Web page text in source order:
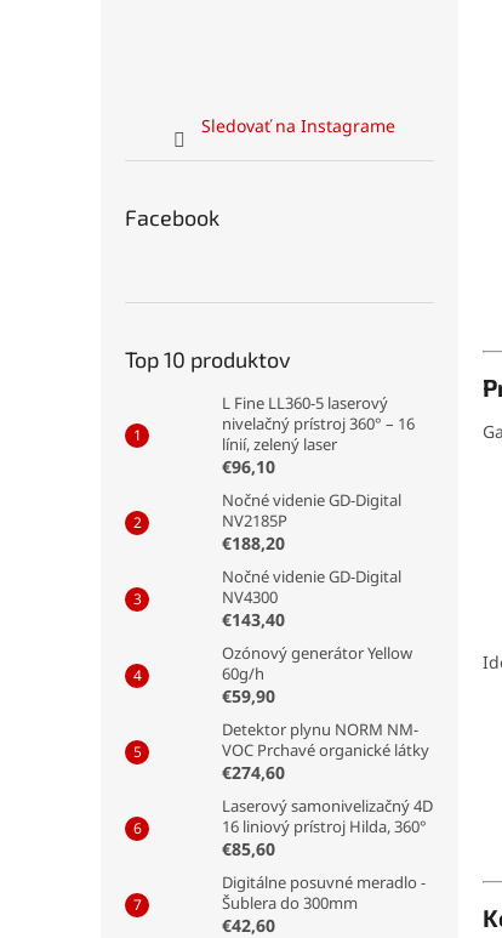
Sledovať na Instagrame
Facebook
Top 10 produktov
L Fine LL360-5 laserový
nivelačný prístroj 360° – 16
línií, zelený laser
€96,10
Nočné videnie GD-Digital
NV2185P
€188,20
Nočné videnie GD-Digital
NV4300
€143,40
Ozónový generátor Yellow
60g/h
€59,90
Detektor plynu NORM NM-
VOC Prchavé organické látky
€274,60
Laserový samonivelizačný 4D
16 liniový prístroj Hilda, 360°
€85,60
Digitálne posuvné meradlo -
Šublera do 300mm
€42,60